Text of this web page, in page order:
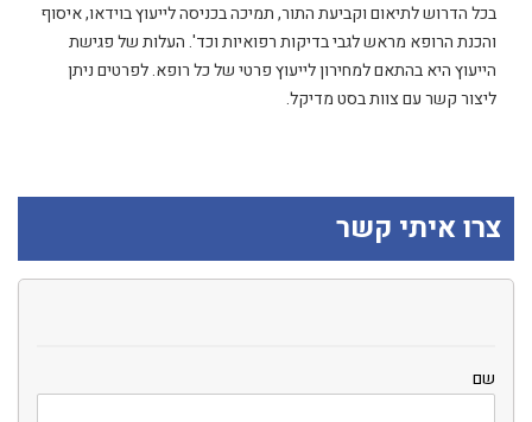
בכל הדרוש לתיאום וקביעת התור, תמיכה בכניסה לייעוץ בוידאו, איסוף
והכנת הרופא מראש לגבי בדיקות רפואיות וכד'. העלות של פגישת
הייעוץ היא בהתאם למחירון לייעוץ פרטי של כל רופא. לפרטים ניתן
ליצור קשר עם צוות בסט מדיקל.
צרו איתי קשר
שם